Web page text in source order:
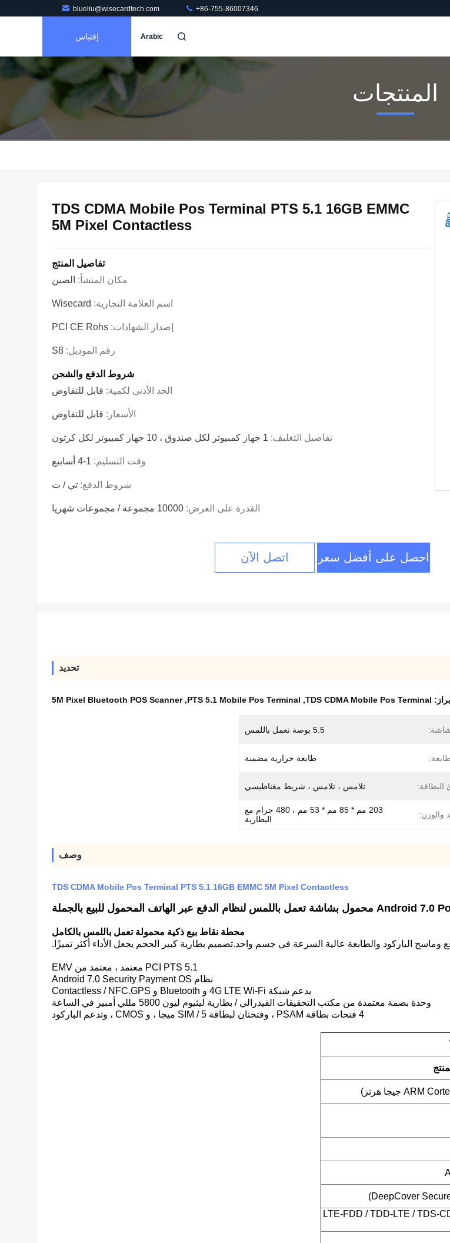
blueliu@wisecardtech.com +86-755-86007346
Arabic إقتباس
المنتجات
TDS CDMA Mobile Pos Terminal PTS 5.1 16GB EMMC
5M Pixel Contactless
تفاصيل المنتج
مكان المنشأ: الصين
اسم العلامة التجارية: Wisecard
إصدار الشهادات: PCI CE Rohs
رقم الموديل: S8
شروط الدفع والشحن
الحد الأدنى لكمية: قابل للتفاوض
الأسعار: قابل للتفاوض
تفاصيل التغليف: 1 جهاز كمبيوتر لكل صندوق ، 10 جهاز كمبيوتر لكل كرتون
وقت التسليم: 1-4 أسابيع
شروط الدفع: تي / ت
القدرة على العرض: 10000 مجموعة / مجموعات شهريا
احصل على أفضل سعر اتصل الآن
تحديد
إبراز: TDS CDMA Mobile Pos Terminal
,
PTS 5.1 Mobile Pos Terminal
,
5M Pixel Bluetooth POS Scanner
5.5 بوصة تعمل باللمس
طابعة: طابعة حرارية مضمنة
البطاقة: تلامس ، تلامس ، شريط مغناطيسي
والوزن:
203 مم * 85 مم * 53 مم ، 480 جرام مع
البطارية
وصف
TDS CDMA Mobile Pos Terminal PTS 5.1 16GB EMMC 5M Pixel Contactless
محطة نقاط بيع ذكية محمولة تعمل باللمس بالكامل
PCI PTS 5.1 معتمد ، معتمد من EMV
نظام Android 7.0 Security Payment OS
يدعم شبكة 4G LTE Wi-Fi و Bluetooth و Contactless / NFC.GPS
وحدة بصمة معتمدة من مكتب التحقيقات الفيدرالي / بطارية ليثيوم ليون 5800 مللي أمبير في الساعة
4 فتحات بطاقة PSAM ، وفتحتان لبطاقة SIM / 5 ميجا ، و CMOS ، وتدعم الباركود
LTE-FDD / TDD-LTE / TDS-